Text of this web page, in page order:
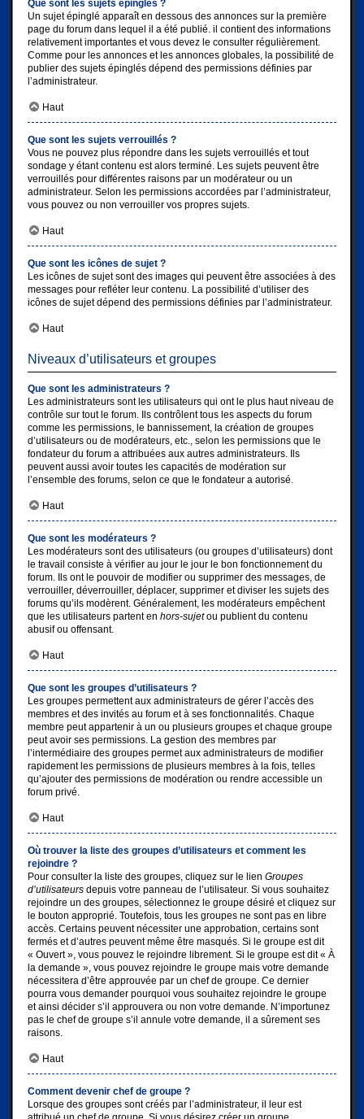
Que sont les sujets épinglés ?
Un sujet épinglé apparaît en dessous des annonces sur la première
page du forum dans lequel il a été publié. il contient des informations
relativement importantes et vous devez le consulter régulièrement.
Comme pour les annonces et les annonces globales, la possibilité de
publier des sujets épinglés dépend des permissions définies par
l’administrateur.
Haut
Que sont les sujets verrouillés ?
Vous ne pouvez plus répondre dans les sujets verrouillés et tout
sondage y étant contenu est alors terminé. Les sujets peuvent être
verrouillés pour différentes raisons par un modérateur ou un
administrateur. Selon les permissions accordées par l’administrateur,
vous pouvez ou non verrouiller vos propres sujets.
Haut
Que sont les icônes de sujet ?
Les icônes de sujet sont des images qui peuvent être associées à des
messages pour refléter leur contenu. La possibilité d’utiliser des
icônes de sujet dépend des permissions définies par l’administrateur.
Haut
Niveaux d’utilisateurs et groupes
Que sont les administrateurs ?
Les administrateurs sont les utilisateurs qui ont le plus haut niveau de
contrôle sur tout le forum. Ils contrôlent tous les aspects du forum
comme les permissions, le bannissement, la création de groupes
d’utilisateurs ou de modérateurs, etc., selon les permissions que le
fondateur du forum a attribuées aux autres administrateurs. Ils
peuvent aussi avoir toutes les capacités de modération sur
l’ensemble des forums, selon ce que le fondateur a autorisé.
Haut
Que sont les modérateurs ?
Les modérateurs sont des utilisateurs (ou groupes d’utilisateurs) dont
le travail consiste à vérifier au jour le jour le bon fonctionnement du
forum. Ils ont le pouvoir de modifier ou supprimer des messages, de
verrouiller, déverrouiller, déplacer, supprimer et diviser les sujets des
forums qu’ils modèrent. Généralement, les modérateurs empêchent
que les utilisateurs partent en hors-sujetou publient du contenu
abusif ou offensant.
Haut
Que sont les groupes d’utilisateurs ?
Les groupes permettent aux administrateurs de gérer l’accès des
membres et des invités au forum et à ses fonctionnalités. Chaque
membre peut appartenir à un ou plusieurs groupes et chaque groupe
peut avoir ses permissions. La gestion des membres par
l’intermédiaire des groupes permet aux administrateurs de modifier
rapidement les permissions de plusieurs membres à la fois, telles
qu’ajouter des permissions de modération ou rendre accessible un
forum privé.
Haut
Où trouver la liste des groupes d’utilisateurs et comment les
rejoindre ?
Pour consulter la liste des groupes, cliquez sur le lien Groupes
d’utilisateurs depuis votre panneau de l’utilisateur. Si vous souhaitez
rejoindre un des groupes, sélectionnez le groupe désiré et cliquez sur
le bouton approprié. Toutefois, tous les groupes ne sont pas en libre
accès. Certains peuvent nécessiter une approbation, certains sont
fermés et d’autres peuvent même être masqués. Si le groupe est dit
« Ouvert », vous pouvez le rejoindre librement. Si le groupe est dit « À
la demande », vous pouvez rejoindre le groupe mais votre demande
nécessitera d’être approuvée par un chef de groupe. Ce dernier
pourra vous demander pourquoi vous souhaitez rejoindre le groupe
et ainsi décider s’il approuvera ou non votre demande. N’importunez
pas le chef de groupe s’il annule votre demande, il a sûrement ses
raisons.
Haut
Comment devenir chef de groupe ?
Lorsque des groupes sont créés par l’administrateur, il leur est